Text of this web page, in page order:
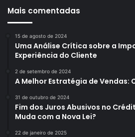
Mais comentadas
15 de agosto de 2024
Uma Análise Crítica sobre a
Experiência do Cliente
2 de setembro de 2024
A Melhor Estratégia de Vendas:
31 de outubro de 2024
Fim dos Juros Abusivos no
Muda com a Nova Lei?
22 de janeiro de 2025